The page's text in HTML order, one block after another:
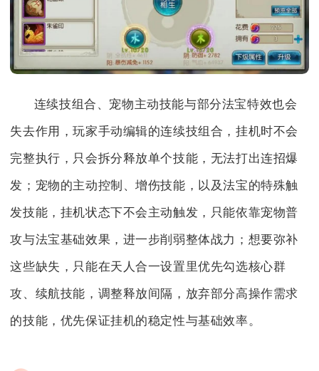
连续技组合、宠物主动技能与部分法宝特效也会
失去作用，玩家手动编辑的连续技组合，挂机时不会
完整执行，只会拆分释放单个技能，无法打出连招爆
发；宠物的主动控制、增伤技能，以及法宝的特殊触
发技能，挂机状态下不会主动触发，只能依靠宠物普
攻与法宝基础效果，进一步削弱整体战力；想要弥补
这些缺失，只能在天人合一设置里优先勾选核心群
攻、续航技能，调整释放间隔，放弃部分高操作需求
的技能，优先保证挂机的稳定性与基础效率。